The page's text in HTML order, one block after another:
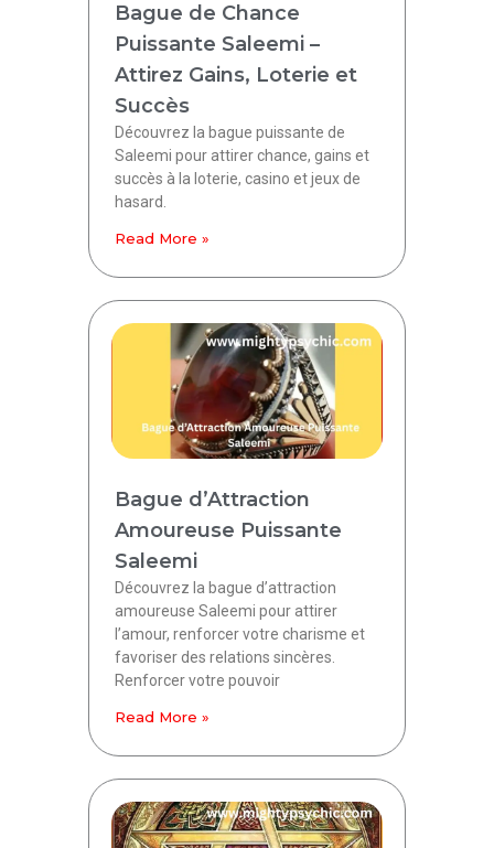
Bague de Chance
Puissante Saleemi –
Attirez Gains, Loterie et
Succès
Découvrez la bague puissante de
Saleemi pour attirer chance, gains et
succès à la loterie, casino et jeux de
hasard.
Read More »
Bague d’Attraction
Amoureuse Puissante
Saleemi
Découvrez la bague d’attraction
amoureuse Saleemi pour attirer
l’amour, renforcer votre charisme et
favoriser des relations sincères.
Renforcer votre pouvoir
Read More »